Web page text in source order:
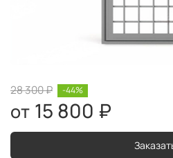
28 300 ₽
15 800 ₽
-44%